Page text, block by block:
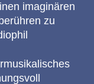
imaginären
zu